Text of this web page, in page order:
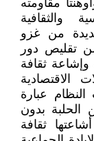
مقاومته
والثقافية
من غزو
من تقليص دور
وإشاعة ثقافة
الاقتصادية
عبارة
الحلبة بدون
ثقافة